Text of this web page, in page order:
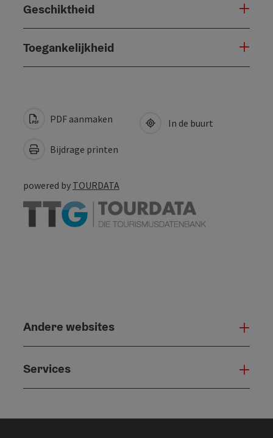
Geschiktheid
Toegankelijkheid
PDF aanmaken
Bijdrage printen
In de buurt
powered by TOURDATA
Andere websites
Services